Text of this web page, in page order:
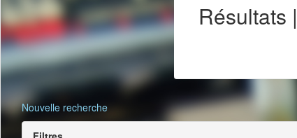
Résultats
Nouvelle recherche